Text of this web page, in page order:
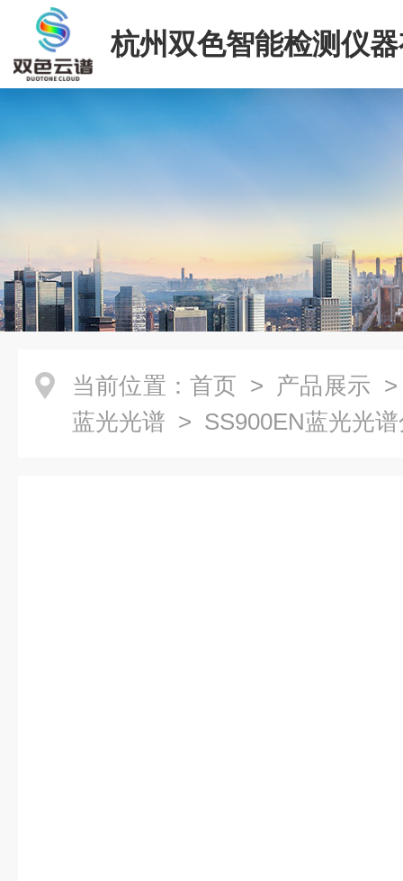
杭州双色智能检测仪
司
当前位置： 首页 > 产品展示
蓝光光谱 > SS900EN蓝光光